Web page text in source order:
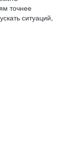
точнее
ситуаций,